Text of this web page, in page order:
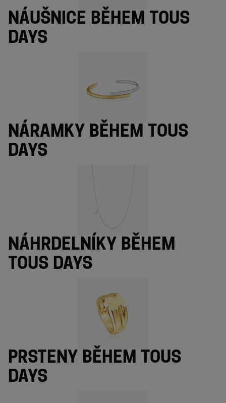
Náušnice během TOUS
Days
Náramky během TOUS
Days
Náhrdelníky během
TOUS Days
Prsteny během TOUS
Days